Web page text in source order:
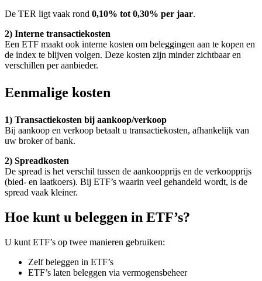
De TER ligt vaak rond 0,10% tot 0,30% per jaar.
2) Interne transactiekosten
Een ETF maakt ook interne kosten om beleggingen aan te kopen en
de index te blijven volgen. Deze kosten zijn minder zichtbaar en
verschillen per aanbieder.
Eenmalige kosten
1) Transactiekosten bij aankoop/verkoop
Bij aankoop en verkoop betaalt u transactiekosten, afhankelijk van
uw broker of bank.
2) Spreadkosten
De spread is het verschil tussen de aankoopprijs en de verkoopprijs
(bied- en laatkoers). Bij ETF’s waarin veel gehandeld wordt, is de
spread vaak kleiner.
Hoe kunt u beleggen in ETF’s?
U kunt ETF’s op twee manieren gebruiken:
Zelf beleggen in ETF’s
ETF’s laten beleggen via vermogensbeheer